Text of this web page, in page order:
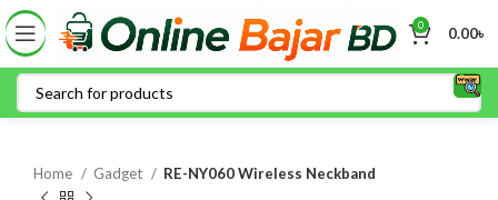
0 0.00৳
Home Gadget RE-NY060 Wireless Neckband